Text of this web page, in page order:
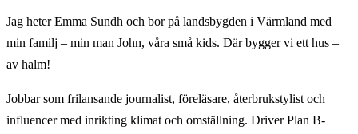
Jag heter Emma Sundh och bor på landsbygden i Värmland med
min familj – min man John, våra små kids. Där bygger vi ett hus –
av halm!
Jobbar som frilansande journalist, föreläsare, återbrukstylist och
influencer med inrikting klimat och omställning. Driver Plan B-